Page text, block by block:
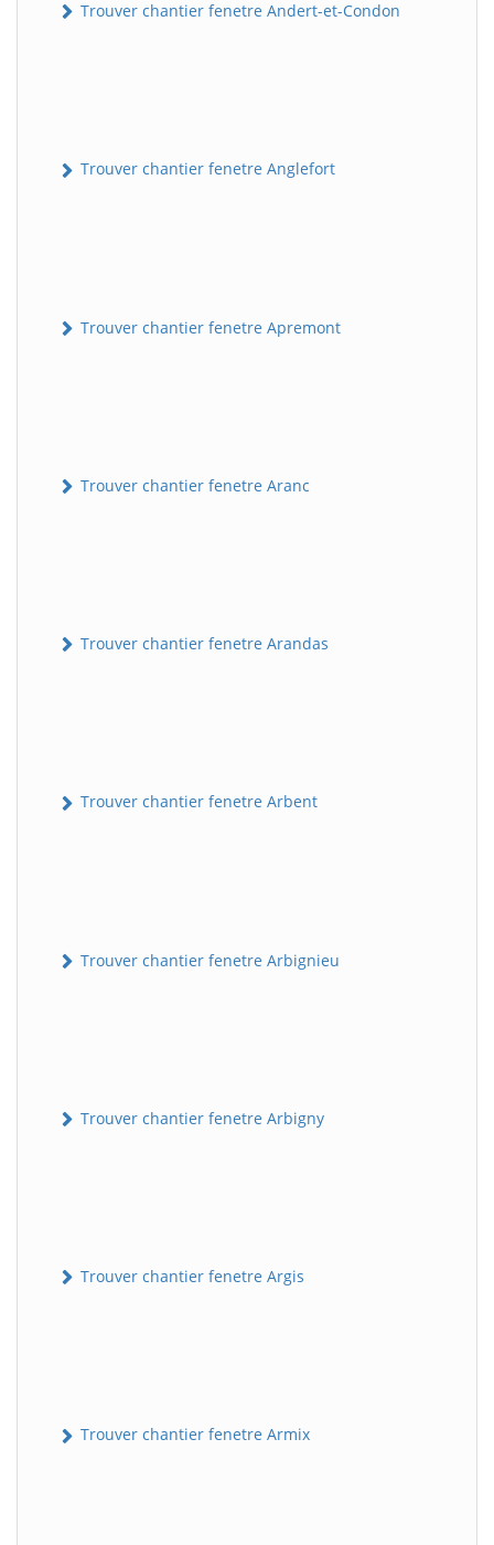
Trouver chantier fenetre Andert-et-Condon
Trouver chantier fenetre Anglefort
Trouver chantier fenetre Apremont
Trouver chantier fenetre Aranc
Trouver chantier fenetre Arandas
Trouver chantier fenetre Arbent
Trouver chantier fenetre Arbignieu
Trouver chantier fenetre Arbigny
Trouver chantier fenetre Argis
Trouver chantier fenetre Armix